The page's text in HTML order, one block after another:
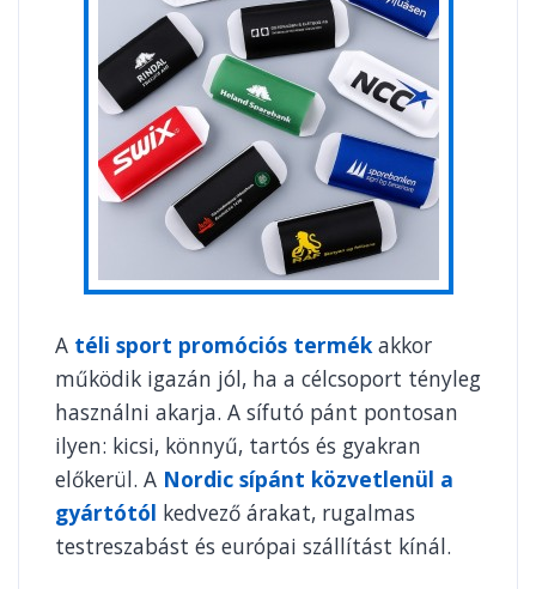
A téli sport promóciós termékakkor
működik igazán jól, ha a célcsoport tényleg
használni akarja. A sífutó pánt pontosan
ilyen: kicsi, könnyű, tartós és gyakran
előkerül. A Nordic sípánt közvetlenül a
gyártótól kedvező árakat, rugalmas
testreszabást és európai szállítást kínál.